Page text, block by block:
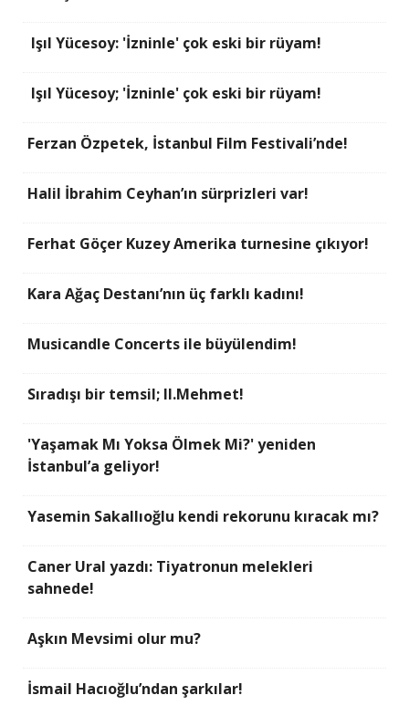
Işıl Yücesoy: 'İzninle' çok eski bir rüyam!
Işıl Yücesoy; 'İzninle' çok eski bir rüyam!
Ferzan Özpetek, İstanbul Film Festivali’nde!
Halil İbrahim Ceyhan’ın sürprizleri var!
Ferhat Göçer Kuzey Amerika turnesine çıkıyor!
Kara Ağaç Destanı’nın üç farklı kadını!
Musicandle Concerts ile büyülendim!
Sıradışı bir temsil; II.Mehmet!
'Yaşamak Mı Yoksa Ölmek Mi?' yeniden
İstanbul’a geliyor!
Yasemin Sakallıoğlu kendi rekorunu kıracak mı?
Caner Ural yazdı: Tiyatronun melekleri
sahnede!
Aşkın Mevsimi olur mu?
İsmail Hacıoğlu’ndan şarkılar!